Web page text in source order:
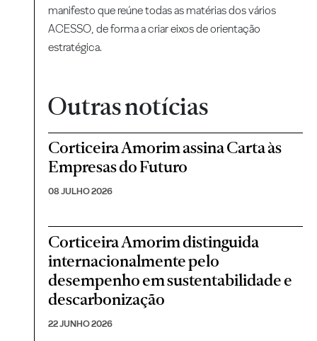
manifesto que reúne todas as matérias dos vários
ACESSO, de forma a criar eixos de orientação
estratégica.
Outras notícias
Corticeira Amorim assina Carta às
Empresas do Futuro
08 JULHO 2026
Corticeira Amorim distinguida
internacionalmente pelo
desempenho em sustentabilidade e
descarbonização
22 JUNHO 2026